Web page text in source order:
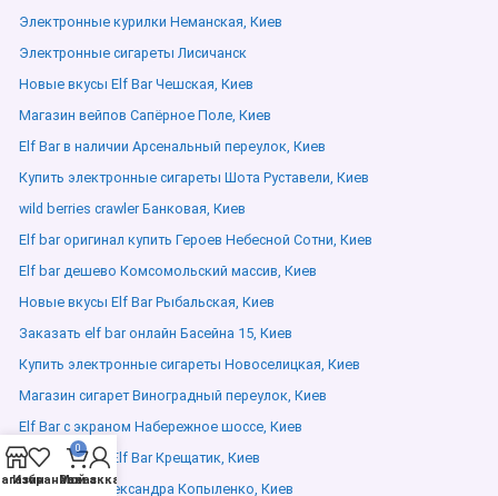
Электронные курилки Неманская, Киев
Электронные сигареты Лисичанск
Новые вкусы Elf Bar Чешская, Киев
Магазин вейпов Сапёрное Поле, Киев
Elf Bar в наличии Арсенальный переулок, Киев
Купить электронные сигареты Шота Руставели, Киев
wild berries crawler Банковая, Киев
Elf bar оригинал купить Героев Небесной Сотни, Киев
Elf bar дешево Комсомольский массив, Киев
Новые вкусы Elf Bar Рыбальская, Киев
Заказать elf bar онлайн Басейна 15, Киев
Купить электронные сигареты Новоселицкая, Киев
Магазин сигарет Виноградный переулок, Киев
Elf Bar с экраном Набережное шоссе, Киев
Новые вкусы Elf Bar Крещатик, Киев
одноразки Александра Копыленко, Киев
Избранное
0
Заказ
Мой аккаунт